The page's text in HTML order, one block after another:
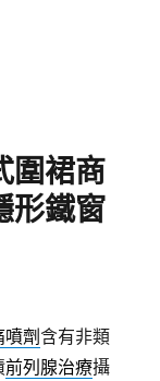
圍裙商
形鐵窗
噴劑含有非類
前列腺治療攝